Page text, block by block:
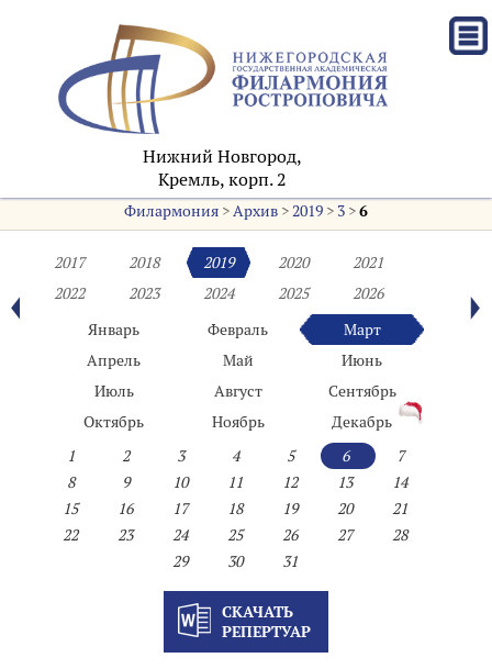
Нижний Новгород,
Кремль, корп. 2
Филармония>Архив>2019> 3>6
2017 2018 2019 2020
2021
2022
2023 2024 2025
2026
Январь
Февраль
Март
Апрель
Май
Июнь
Июль
Август
Сентябрь
Октябрь
Ноябрь
Декабрь
1
2 3 4 5 6
7
8
9 10 11 12 13
14
15
16 17 18 19 20
21
22
23 24 25 26 27
28
29
30 31
СКАЧАТЬ
РЕПЕРТУАР